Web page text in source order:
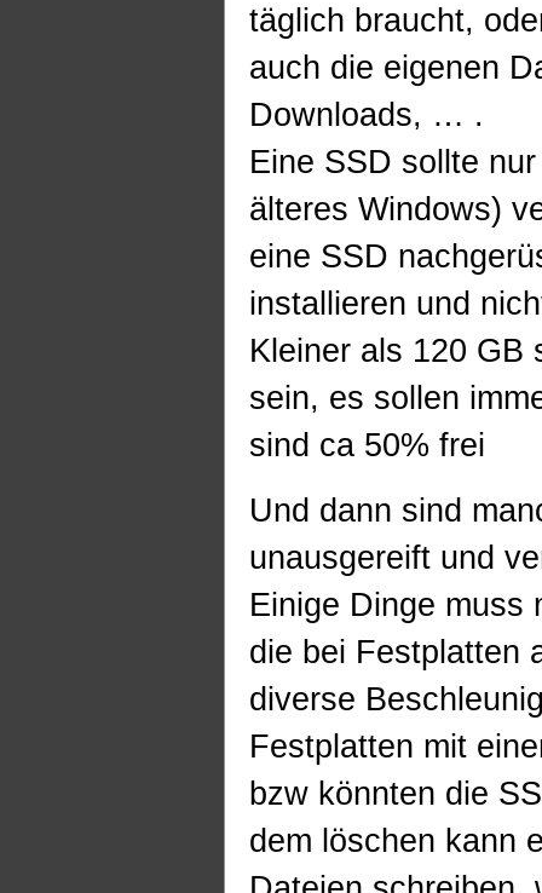
täglich braucht,
auch die eigenen
Downloads, … .
Eine SSD sollte
älteres Windows)
eine SSD
installieren und
Kleiner als 120 GB
sein, es sollen
sind ca 50% frei
Und dann sind
unausgereift und
Einige Dinge muss
die bei Festplatten
diverse
Festplatten mit
bzw könnten die
dem löschen kann